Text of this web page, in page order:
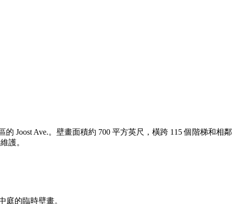
Joost Ave.。壁畫面積約 700 平方英尺，橫跨 115 個階梯和相鄰
護。
庭的臨時壁畫。